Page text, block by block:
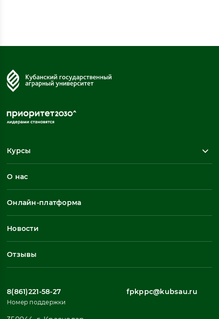
Курсы
Повышение квалификации
Профессиональная переподготовка
Профессиональное обучение
Все
О нас
Онлайн-платформа
Новости
Отзывы
8(861)221-58-27
Номер поддержки
fpkppc@kubsau.ru